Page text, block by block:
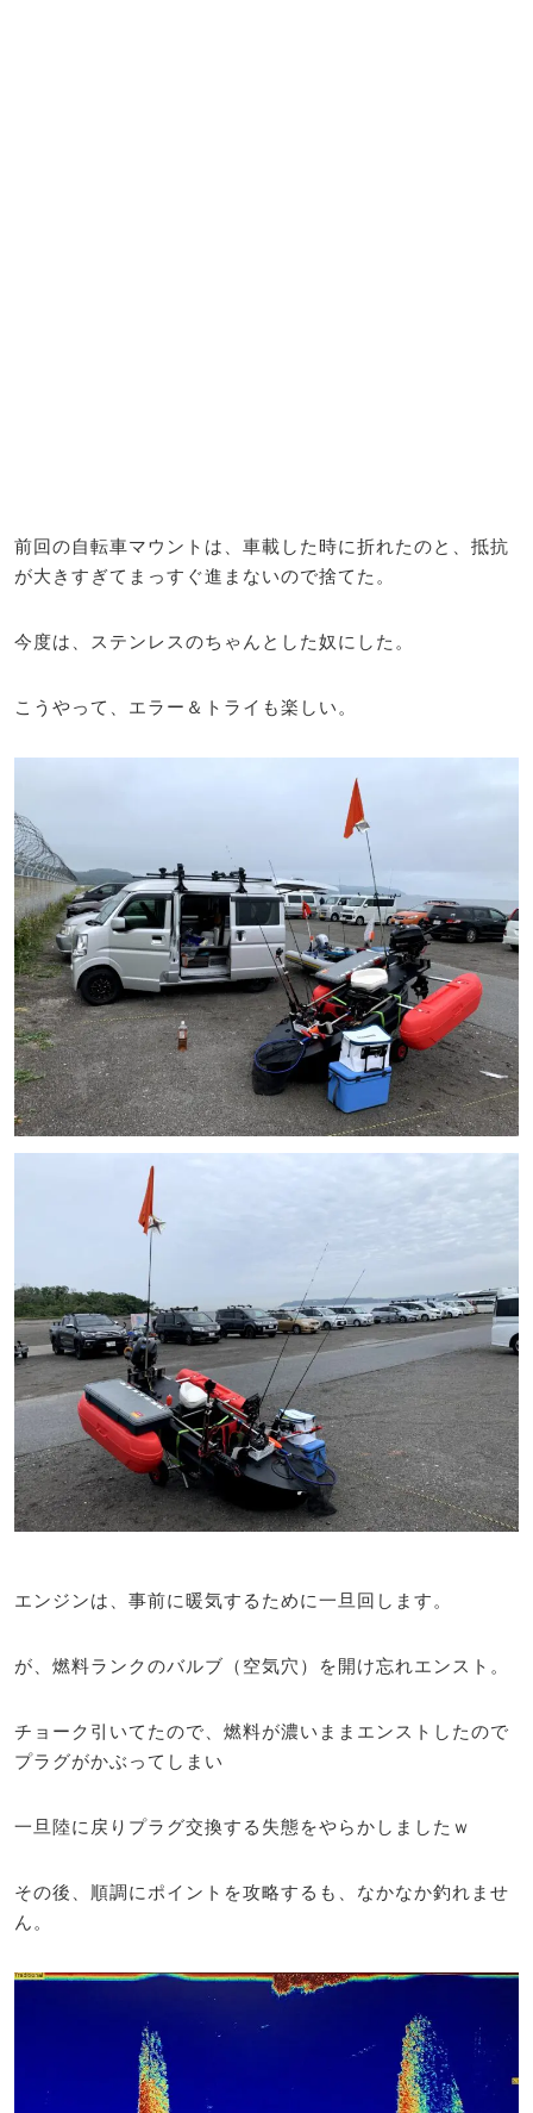
前回の自転車マウントは、車載した時に折れたのと、抵抗
が大きすぎてまっすぐ進まないので捨てた。
今度は、ステンレスのちゃんとした奴にした。
こうやって、エラー＆トライも楽しい。
エンジンは、事前に暖気するために一旦回します。
が、燃料ランクのバルブ（空気穴）を開け忘れエンスト。
チョーク引いてたので、燃料が濃いままエンストしたので
プラグがかぶってしまい
一旦陸に戻りプラグ交換する失態をやらかしましたｗ
その後、順調にポイントを攻略するも、なかなか釣れませ
ん。